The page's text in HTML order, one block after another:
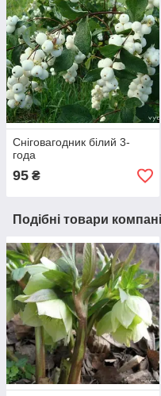
Сніговагодник білий 3-
года
95 ₴
Подібні товари